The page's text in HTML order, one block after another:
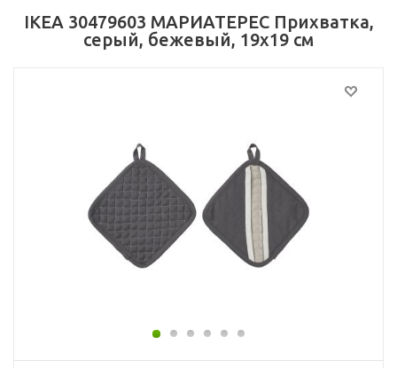
IKEA 30479603 МАРИАТЕРЕС Прихватка,
серый, бежевый, 19x19 см